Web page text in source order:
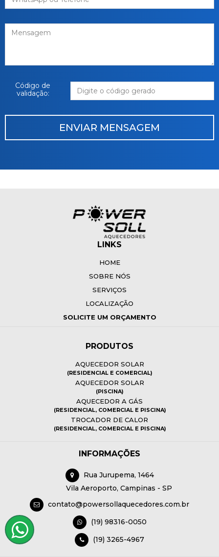
Código de
validação:
LINKS
HOME
SOBRE NÓS
SERVIÇOS
LOCALIZAÇÃO
SOLICITE UM ORÇAMENTO
PRODUTOS
AQUECEDOR SOLAR
(RESIDENCIAL E COMERCIAL)
AQUECEDOR SOLAR
(PISCINA)
AQUECEDOR A GÁS
(RESIDENCIAL, COMERCIAL E PISCINA)
TROCADOR DE CALOR
(RESIDENCIAL, COMERCIAL E PISCINA)
INFORMAÇÕES
Rua Jurupema, 1464
Vila Aeroporto, Campinas - SP
contato@powersollaquecedores.com.br
(19) 98316-0050
(19) 3265-4967